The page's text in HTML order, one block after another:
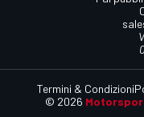
© 2026
Termini & Condizioni